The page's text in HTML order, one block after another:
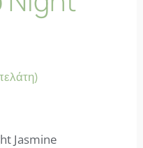
Jasmine